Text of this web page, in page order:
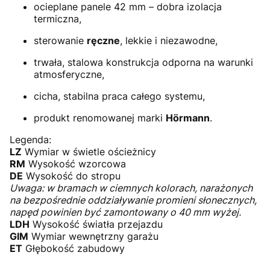
ocieplane panele 42 mm – dobra izolacja
termiczna,
sterowanie ręczne, lekkie i niezawodne,
trwała, stalowa konstrukcja odporna na warunki
atmosferyczne,
cicha, stabilna praca całego systemu,
produkt renomowanej marki Hörmann.
Legenda:
LZ Wymiar w świetle ościeżnicy
RM Wysokość wzorcowa
DE Wysokość do stropu
Uwaga: w bramach w ciemnych kolorach, narażonych
na bezpośrednie oddziaływanie promieni słonecznych,
napęd powinien być zamontowany o 40 mm wyżej.
LDH Wysokość światła przejazdu
GIM Wymiar wewnętrzny garażu
ET Głębokość zabudowy